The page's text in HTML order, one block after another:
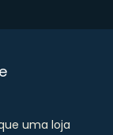
uma loja